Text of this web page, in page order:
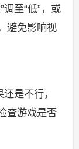
至“低”，或
避免影响视
是不行，
查游戏是否